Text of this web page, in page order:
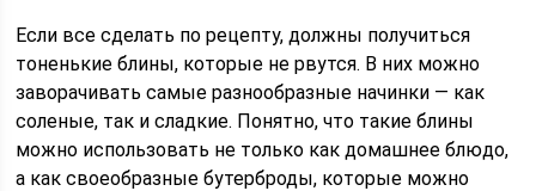
Если все сделать по рецепту, должны получиться
тоненькие блины, которые не рвутся. В них можно
заворачивать самые разнообразные начинки — как
соленые, так и сладкие. Понятно, что такие блины
можно использовать не только как домашнее блюдо,
а как своеобразные бутерброды, которые можно